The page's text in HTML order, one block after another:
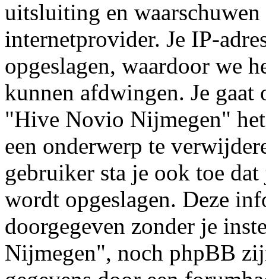
uitsluiting en
internetprovider. Je IP-
opgeslagen, waardoor we
kunnen afdwingen. Je
"Hive Novio Nijmegen"
een onderwerp te
gebruiker sta je ook toe
wordt opgeslagen. Deze
doorgegeven zonder je
Nijmegen", noch phpBB